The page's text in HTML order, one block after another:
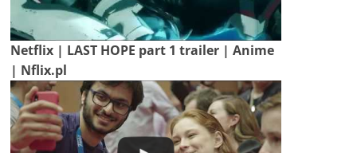
Netflix | LAST HOPE part 1 trailer | Anime
| Nflix.pl